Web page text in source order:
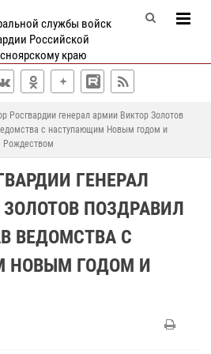
службы войск
Российской
краю
Росгвардии генерал армии Виктор Золотов
с наступающим Новым годом и
Рождеством
ГЕНЕРАЛ
ПОЗДРАВИЛ
ВЕДОМСТВА С
ГОДОМ И